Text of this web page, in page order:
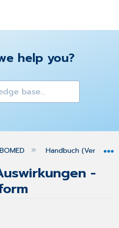
help you?
global hierarchy
Handbuch (Version
-